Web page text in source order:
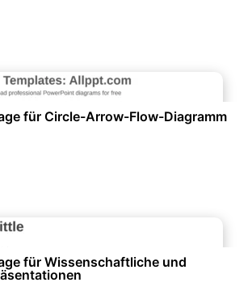
für Circle-Arrow-Flow-Diagramm
für Wissenschaftliche und